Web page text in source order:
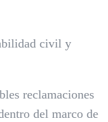
civil y
reclamaciones
del marco de